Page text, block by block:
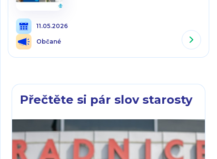
11.05.2026
Občané
Přečtěte si pár slov starosty